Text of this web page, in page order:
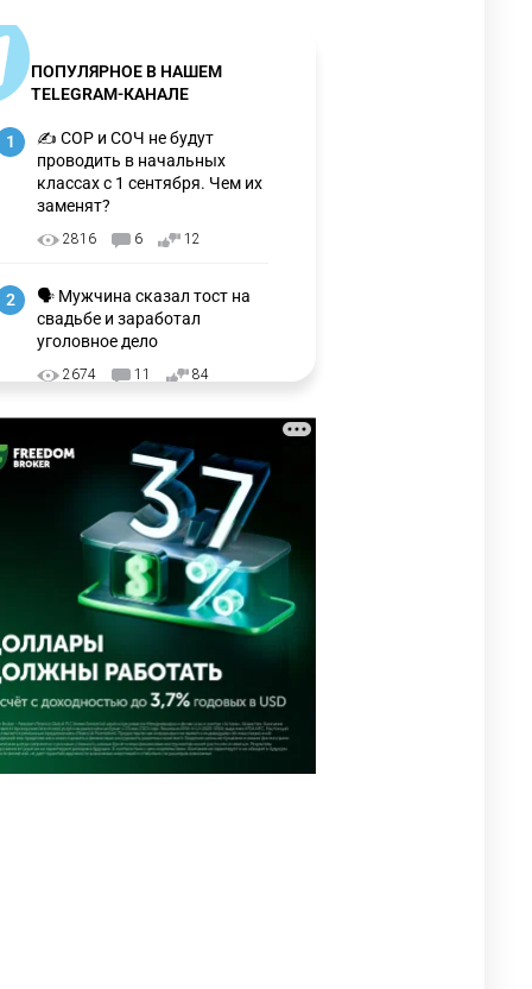
ПОПУЛЯРНОЕ В НАШЕМ
TELEGRAM-КАНАЛЕ
1
✍️ СОР и СОЧ не будут
проводить в начальных
классах с 1 сентября. Чем их
заменят?
2816 6 12
2
🗣 Мужчина сказал тост на
свадьбе и заработал
уголовное дело
2674 11 84
провели совместную
интервенцию для спасения
2673 1 16
💬 Димаш Кудайберген
ответил на критику нового
клипа
2705 6 77
5
⚠️ Доброе утро, друзья!
Предлагаем обзор главных
новостей за 4 августа